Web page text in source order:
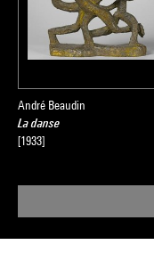
André Beaudin
La danse
[1933]